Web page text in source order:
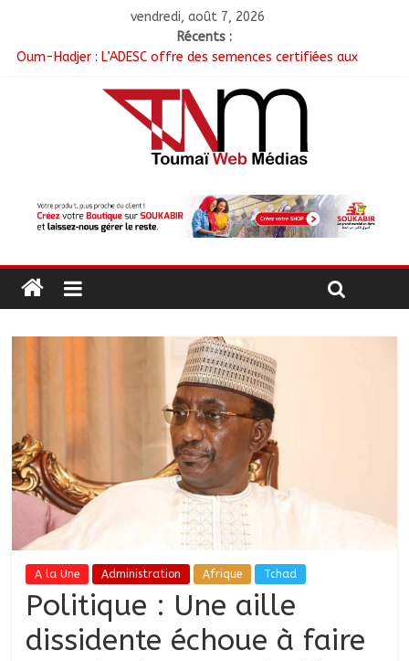
vendredi, août 7, 2026
Récents :
Oum-Hadjer : L’ADESC offre des semences certifiées aux
RGPH-3 : Le Tchad clôture la collecte des données avec plus
de 4,3 millions de ménages recensés
Tchad–Égypte : La Commission mixte relance les grands
chantiers de coopération
Nigeria : 308 otages libérés lors d’une vaste opération de
A la Une Administration Afrique Tchad
Politique : Une aille
dissidente échoue à faire